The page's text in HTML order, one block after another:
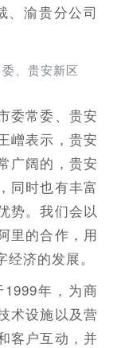
、渝贵分公司
、贵安新区
委常委、贵安
嶒表示，贵安
广阔的，贵安
同时也有丰富
势。我们会以
里的合作，用
济的发展。
年，为商
术设施以及营
客户互动，并